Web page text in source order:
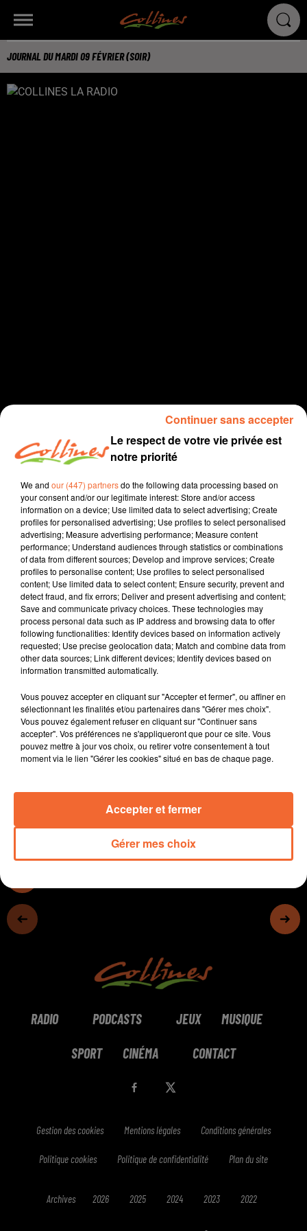
JOURNAL DU MARDI 09 FÉVRIER (SOIR)
Info Deux Sèvres
9 février 2021
JOURNAL DU MARDI 09 FÉVRIER (SOIR)
Collines la Radio
Info Deux Sèvres
Présenté par Fabien Gazeau
- Le point sur la situation épidémiologique en Deux-
Sèvres.
- Le Ministre de la Santé attendu en Nord Deux-Sèvres
vendredi, un an après la mort d'une infirmière du
service psychiatrie à Thouars, poignardée par un
patient.
- Un enseignant Niortais fait Chevalier dans l'Ordre
National du Mérite. C'est son investissement lors du
1er confinement qui a été distingué
- A Cerizay, les élus se plient aux exigences de la
communauté éducative qui veut revenir à la semaine
RADIO PODCASTS JEUX MUSIQUE
SPORT CINÉMA CONTACT
Gestion des cookies Mentions légales Conditions générales
Politique cookies Politique de confidentialité Plan du site
Archives 2026 2025 2024 2023 2022
Le respect de votre vie privée est
notre priorité
We and our (447) partnersdo the following data processing based on
your consent and/or our legitimate interest: Store and/or access
information on a device; Use limited data to select advertising; Create
profiles for personalised advertising; Use profiles to select personalised
advertising; Measure advertising performance; Measure content
performance; Understand audiences through statistics or combinations
of data from different sources; Develop and improve services; Create
profiles to personalise content; Use profiles to select personalised
content; Use limited data to select content; Ensure security, prevent and
detect fraud, and fix errors; Deliver and present advertising and content;
Save and communicate privacy choices. These technologies may
process personal data such as IP address and browsing data to offer
following functionalities: Identify devices based on information actively
requested; Use precise geolocation data; Match and combine data from
other data sources; Link different devices; Identify devices based on
information transmitted automatically.
Vous pouvez accepter en cliquant sur "Accepter et fermer", ou affiner en
sélectionnant les finalités et/ou partenaires dans "Gérer mes choix".
Vous pouvez également refuser en cliquant sur "Continuer sans
accepter". Vos préférences ne s'appliqueront que pour ce site. Vous
pouvez mettre à jour vos choix, ou retirer votre consentement à tout
moment via le lien "Gérer les cookies" situé en bas de chaque page.
Gérer mes choix
Accepter et fermer
Continuer sans accepter